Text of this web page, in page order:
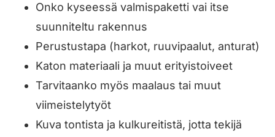
Onko kyseessä valmispaketti vai itse
suunniteltu rakennus
Perustustapa (harkot, ruuvipaalut, anturat)
Katon materiaali ja muut erityistoiveet
Tarvitaanko myös maalaus tai muut
viimeistelytyöt
Kuva tontista ja kulkureitistä, jotta tekijä